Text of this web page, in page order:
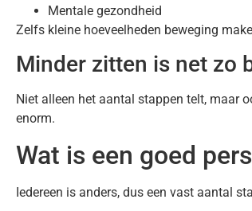
Mentale gezondheid
Zelfs kleine hoeveelheden beweging
Minder zitten is net zo
Niet alleen het aantal stappen telt, maar
enorm.
Wat is een goed
Iedereen is anders, dus een vast aantal